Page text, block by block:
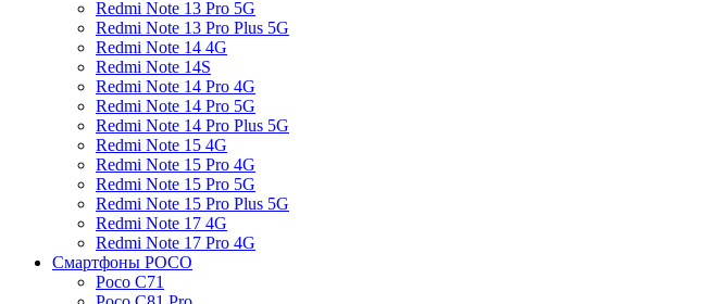
Redmi Note 13 Pro 5G
Redmi Note 13 Pro Plus 5G
Redmi Note 14 4G
Redmi Note 14S
Redmi Note 14 Pro 4G
Redmi Note 14 Pro 5G
Redmi Note 14 Pro Plus 5G
Redmi Note 15 4G
Redmi Note 15 Pro 4G
Redmi Note 15 Pro 5G
Redmi Note 15 Pro Plus 5G
Redmi Note 17 4G
Redmi Note 17 Pro 4G
Смартфоны POCO
Poco C71